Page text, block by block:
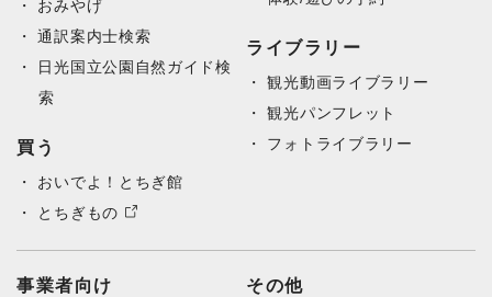
おみやげ
通訳案内士検索
日光国立公園自然ガイド検
索
買う
おいでよ！とちぎ館
とちぎもの
ライブラリー
観光動画ライブラリー
観光パンフレット
フォトライブラリー
事業者向け その他